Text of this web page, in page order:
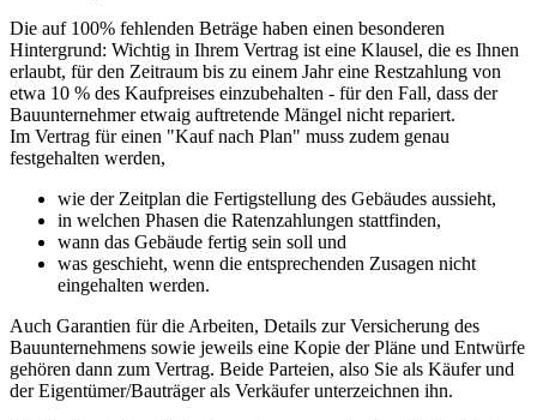
Die auf 100% fehlenden Beträge haben einen besonderen
Hintergrund: Wichtig in Ihrem Vertrag ist eine Klausel, die es Ihnen
erlaubt, für den Zeitraum bis zu einem Jahr eine Restzahlung von
etwa 10 % des Kaufpreises einzubehalten - für den Fall, dass der
Bauunternehmer etwaig auftretende Mängel nicht repariert.
Im Vertrag für einen "Kauf nach Plan" muss zudem genau
festgehalten werden,
wie der Zeitplan die Fertigstellung des Gebäudes aussieht,
in welchen Phasen die Ratenzahlungen stattfinden,
wann das Gebäude fertig sein soll und
was geschieht, wenn die entsprechenden Zusagen nicht
eingehalten werden.
Auch Garantien für die Arbeiten, Details zur Versicherung des
Bauunternehmens sowie jeweils eine Kopie der Pläne und Entwürfe
gehören dann zum Vertrag. Beide Parteien, also Sie als Käufer und
der Eigentümer/Bauträger als Verkäufer unterzeichnen ihn.